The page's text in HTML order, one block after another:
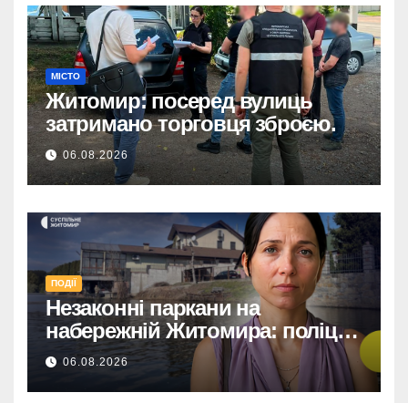
МІСТО
Житомир: посеред вулиць
затримано торговця зброєю.
06.08.2026
ПОДІЇ
Незаконні паркани на
набережній Житомира: поліція
перевіряє погрози від
представниць міськради
06.08.2026